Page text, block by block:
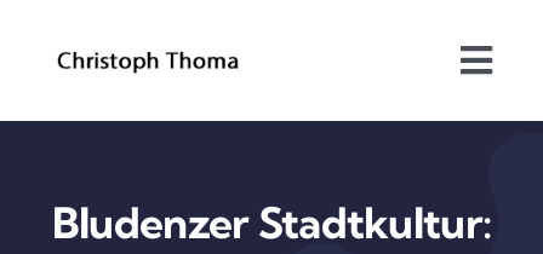
Über mich
Bundesrat
Bludenzer Stadtkultur: